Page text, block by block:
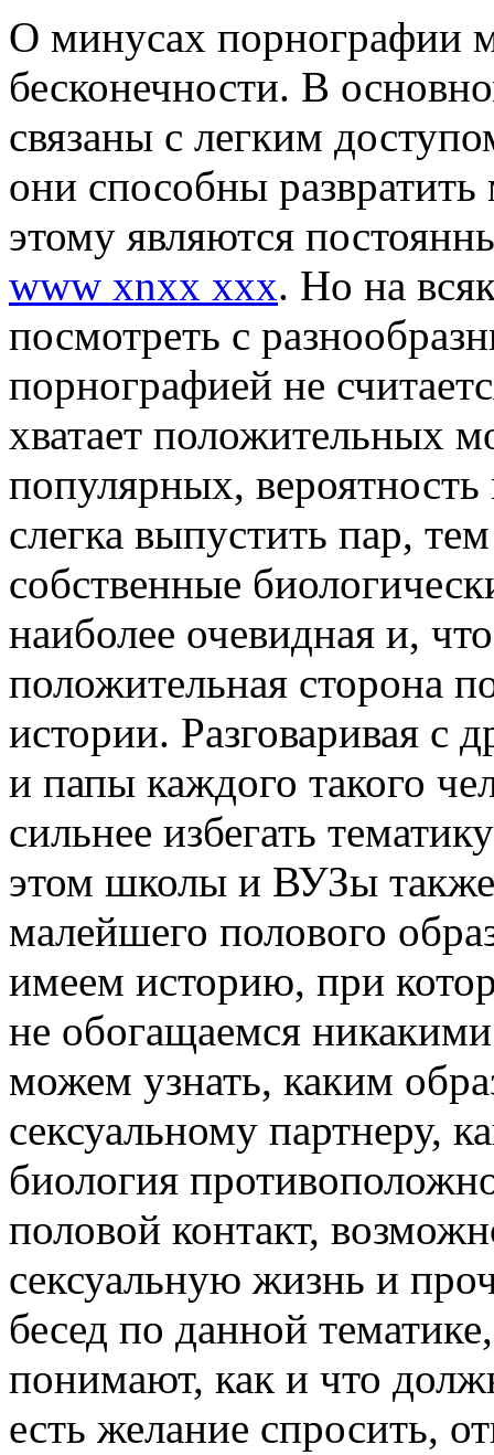
O минусax порнографии
бесконечности. В
связаны с легким
они способны
этому являются
www xnxx xxx. Но на
посмотреть с
порнографией не
хватает положительных
популярных,
слегка выпустить пар,
собственные
наиболее очевидная и,
положительная сторона
истории. Разговаривая с
и папы каждого такого
сильнее избегать
этом школы и ВУЗы
малейшего полового
имеем историю, при
не обогащаемся
можем узнать, каким
сексуальному партнеру,
биология
половой контакт,
сексуальную жизнь и
бесед по данной
понимают, как и что
есть желание спросить,